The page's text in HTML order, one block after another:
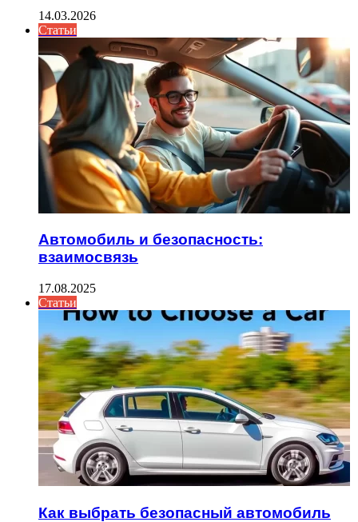
14.03.2026
Статьи
Автомобиль и безопасность:
взаимосвязь
17.08.2025
Статьи
Как выбрать безопасный автомобиль